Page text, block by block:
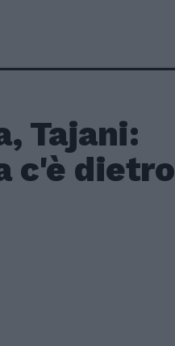
Tajani:
c'è dietro